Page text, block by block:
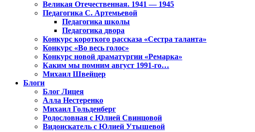
Великая Отечественная. 1941 — 1945
Педагогика С. Артемьевой
Педагогика школы
Педагогика двора
Конкурс короткого рассказа «Сестра таланта»
Конкурс «Во весь голос»
Конкурс новой драматургии «Ремарка»
Каким мы помним август 1991-го…
Михаил Швейцер
Блоги
Блог Лицея
Алла Нестеренко
Михаил Гольденберг
Родословная с Юлией Свинцовой
Видоискатель с Юлией Утышевой